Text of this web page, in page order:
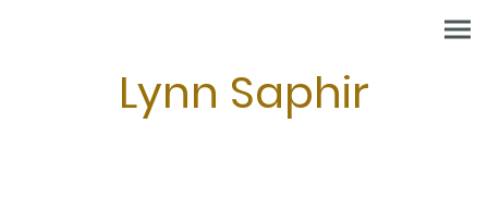
Lynn Saphir